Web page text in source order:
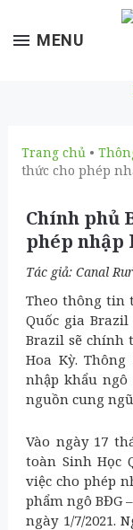
ToggleMENU
Trang chủ•
thức cho phép
Chính phủ
phép nhập
Tác giả: Canal
Theo thông tin
Quốc gia Brazil
Brazil sẽ chính
Hoa Kỳ.
nhập khẩu
nguồn cung
Vào ngày 17
toàn Sinh Học
việc cho phép
phẩm ngô BĐG
ngày 1/7/2021.